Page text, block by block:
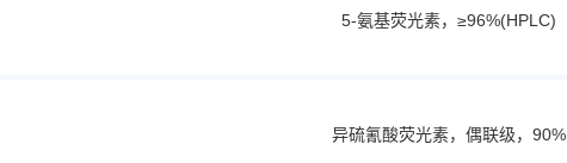
5-氨基荧光素，≥96%(HPLC)
异硫氰酸荧光素，偶联级，90%